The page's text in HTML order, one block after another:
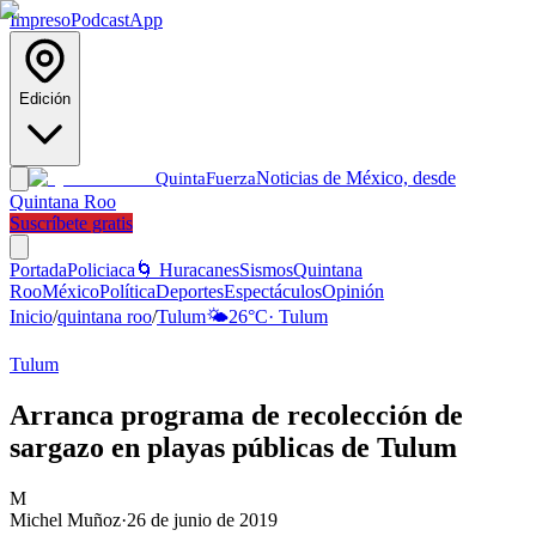
ImpresoPodcastApp
Edición
QuintaFuerzaNoticias de México, desde
Quintana Roo
Suscríbete gratis
PortadaPoliciaca 🌀 HuracanesSismosQuintana
RooMéxicoPolíticaDeportesEspectáculosOpinión
Inicio/quintana roo/Tulum🌤️26°C· Tulum
Tulum
Arranca programa de recolección de
sargazo en playas públicas de Tulum
M
Michel Muñoz·26 de junio de 2019